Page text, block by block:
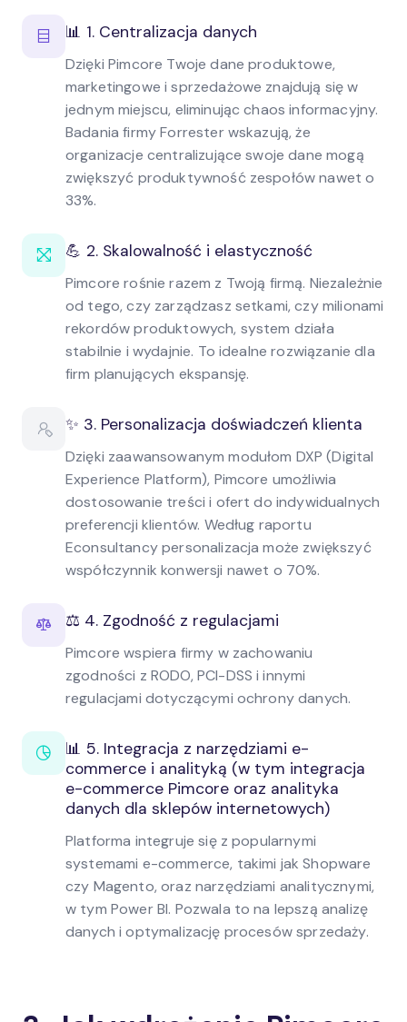
📊 1. Centralizacja danych
Dzięki Pimcore Twoje dane produktowe,
marketingowe i sprzedażowe znajdują się w
jednym miejscu, eliminując chaos informacyjny.
Badania firmy Forrester wskazują, że
organizacje centralizujące swoje dane mogą
zwiększyć produktywność zespołów nawet o
33%.
💪 2. Skalowalność i elastyczność
Pimcore rośnie razem z Twoją firmą. Niezależnie
od tego, czy zarządzasz setkami, czy milionami
rekordów produktowych, system działa
stabilnie i wydajnie. To idealne rozwiązanie dla
firm planujących ekspansję.
✨ 3. Personalizacja doświadczeń klienta
Dzięki zaawansowanym modułom DXP (Digital
Experience Platform), Pimcore umożliwia
dostosowanie treści i ofert do indywidualnych
preferencji klientów. Według raportu
Econsultancy personalizacja może zwiększyć
współczynnik konwersji nawet o 70%.
⚖️ 4. Zgodność z regulacjami
Pimcore wspiera firmy w zachowaniu
zgodności z RODO, PCI-DSS i innymi
regulacjami dotyczącymi ochrony danych.
📊 5. Integracja z narzędziami e-
commerce i analityką (w tym integracja
e-commerce Pimcore oraz analityka
danych dla sklepów internetowych)
Platforma integruje się z popularnymi
systemami e-commerce, takimi jak Shopware
czy Magento, oraz narzędziami analitycznymi,
w tym Power BI. Pozwala to na lepszą analizę
danych i optymalizację procesów sprzedaży.